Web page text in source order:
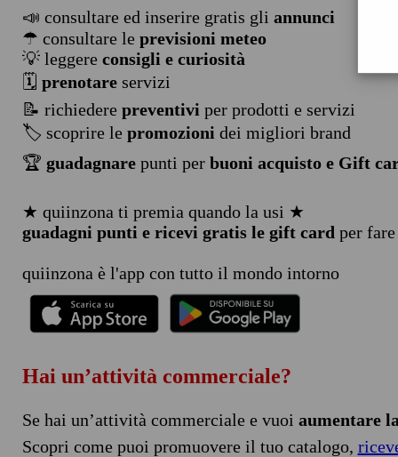
📣 consultare ed inserire gratis gli annunci
☂ consultare le previsioni meteo
💡 leggere consigli e curiosità
🗓️ prenotareservizi
📝 richiedere preventivi per prodotti e servizi
🏷️ scoprire le promozioni dei migliori brand
🏆 guadagnarepunti per buoni acquisto e Gift
★ quiinzona ti premia quando la usi ★
guadagni punti e ricevi gratis le gift card per
quiinzona è l'app con tutto il mondo intorno
Hai un’attività commerciale?
Se hai un’attività commerciale e vuoi aumentare
Scopri come puoi promuovere il tuo catalogo,